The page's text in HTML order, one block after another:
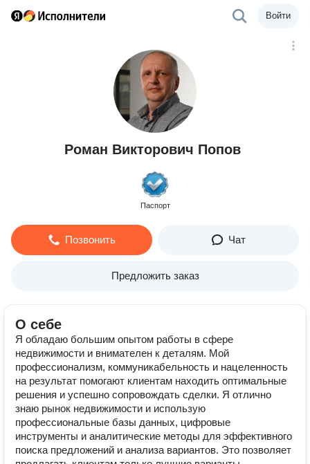
Войти
Роман Викторович Попов
Паспорт
Позвонить Чат
Предложить заказ
О себе
Я обладаю большим опытом работы в сфере
недвижимости и внимателен к деталям. Мой
профессионализм, коммуникабельность и нацеленность
на результат помогают клиентам находить оптимальные
решения и успешно сопровождать сделки. Я отлично
знаю рынок недвижимости и использую
профессиональные базы данных, цифровые
инструменты и аналитические методы для эффективного
поиска предложений и анализа вариантов. Это позволяет